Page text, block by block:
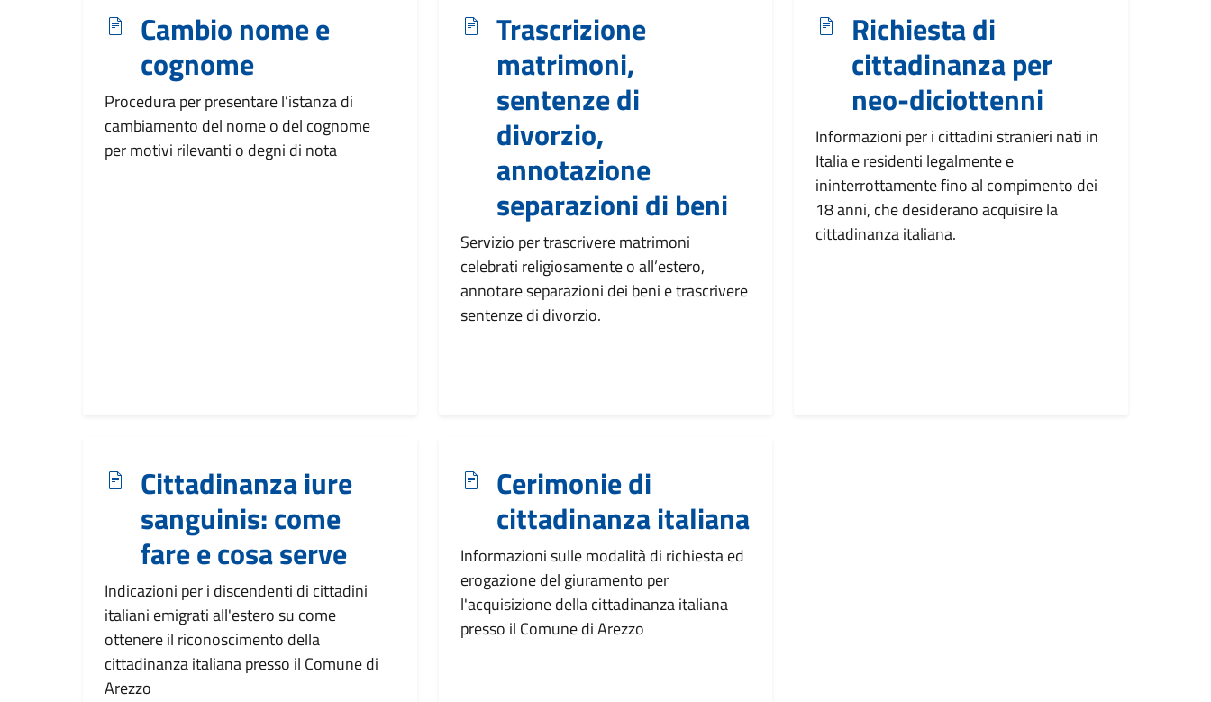
Cambio nome e
cognome
Procedura per presentare l’istanza di
cambiamento del nome o del cognome
per motivi rilevanti o degni di nota
Trascrizione
matrimoni,
sentenze di
divorzio,
annotazione
separazioni di beni
Servizio per trascrivere matrimoni
celebrati religiosamente o all’estero,
annotare separazioni dei beni e trascrivere
sentenze di divorzio.
Richiesta di
cittadinanza per
neo-diciottenni
Informazioni per i cittadini stranieri nati in
Italia e residenti legalmente e
ininterrottamente fino al compimento dei
18 anni, che desiderano acquisire la
cittadinanza italiana.
Cittadinanza iure
sanguinis: come
fare e cosa serve
Indicazioni per i discendenti di cittadini
italiani emigrati all'estero su come
ottenere il riconoscimento della
cittadinanza italiana presso il Comune di
Arezzo
Cerimonie di
cittadinanza italiana
Informazioni sulle modalità di richiesta ed
erogazione del giuramento per
l'acquisizione della cittadinanza italiana
presso il Comune di Arezzo